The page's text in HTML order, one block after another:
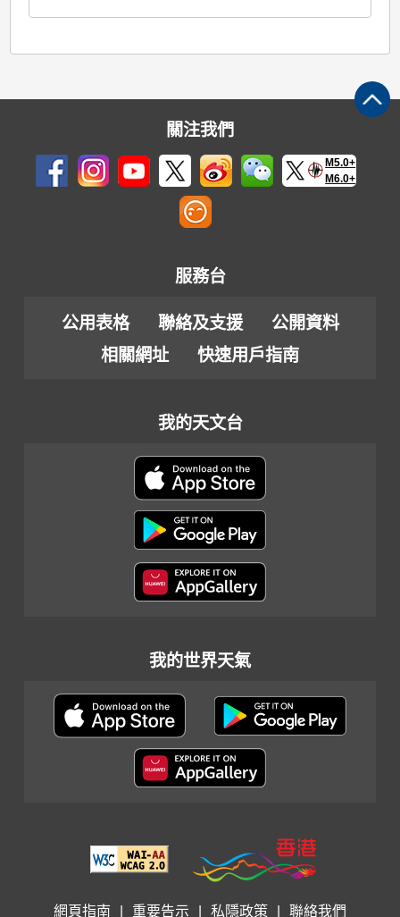
關注我們
M5.0+
M6.0+
服務台
公用表格 聯絡及支援
公開資料
相關網址
快速用戶指南
我的天文台
我的世界天氣
網頁指南 重要告示 私隱政策 聯絡我們